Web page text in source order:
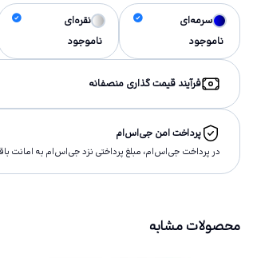
سرمه‌ای
ناموجود
نقره‌ای
ناموجود
فرآیند قیمت گذاری منصفانه
پرداخت امن جی‌اس‌ام
در پرداخت جی‌اس‌ام، مبلغ پرداختى نزد جی‌اس‌ام به امانت
محصولات مشابه